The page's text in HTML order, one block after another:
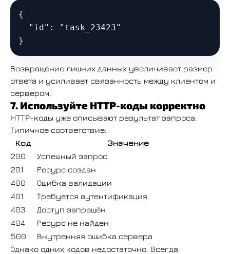
{
  "id": "task_23423"
Возвращение лишних данных увеличивает размер
ответа и усиливает связанность между клиентом и
сервером.
7. Используйте HTTP-коды корректно
HTTP-коды уже описывают результат запроса.
Типичное соответствие:
Код
Значение
200
Успешный запрос
201
Ресурс создан
400
Ошибка валидации
401
Требуется аутентификация
403
Доступ запрещён
404
Ресурс не найден
500
Внутренняя ошибка сервера
Однако одних кодов недостаточно. Всегда